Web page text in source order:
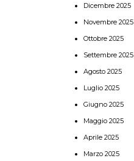
Dicembre 2025
Novembre 2025
Ottobre 2025
Settembre 2025
Agosto 2025
Luglio 2025
Giugno 2025
Maggio 2025
Aprile 2025
Marzo 2025